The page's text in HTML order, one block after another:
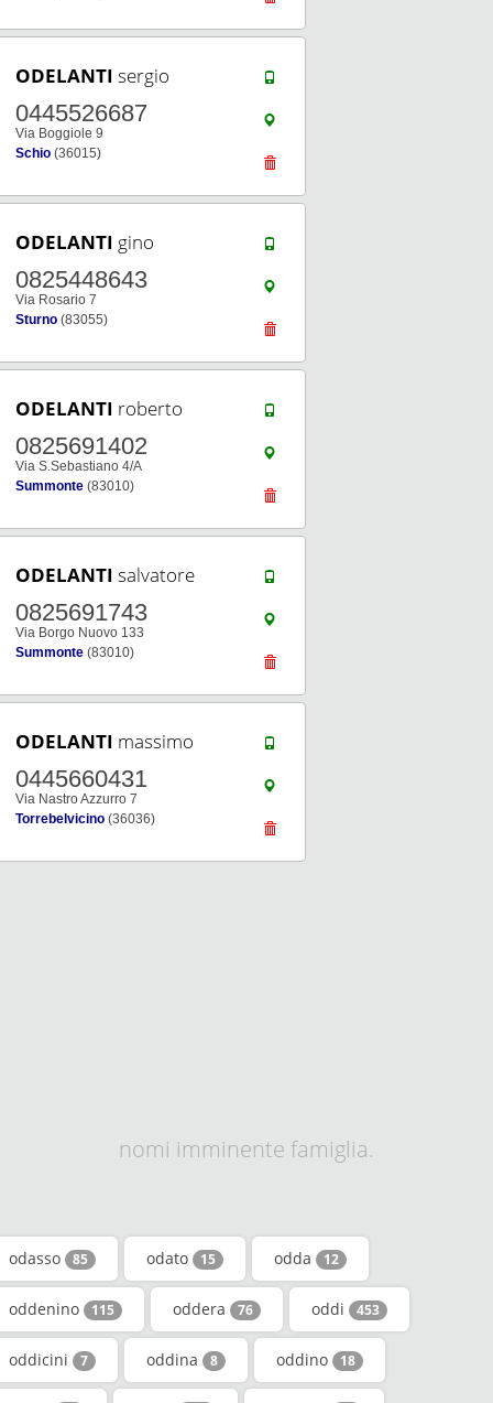
ODELANTI sergio
0445526687
Via Boggiole 9
Schio (36015)
ODELANTI gino
0825448643
Via Rosario 7
Sturno (83055)
ODELANTI roberto
0825691402
Via S.Sebastiano 4/A
Summonte (83010)
ODELANTI salvatore
0825691743
Via Borgo Nuovo 133
Summonte (83010)
ODELANTI massimo
0445660431
Via Nastro Azzurro 7
Torrebelvicino (36036)
nomi imminente famiglia.
odasso 85 odato 15 odda 12
oddenino 115 oddera 76 oddi 453
oddicini 7 oddina 8 oddino 18